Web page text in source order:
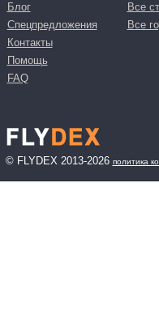
Блог
Спецпредложения
Контакты
Помощь
FAQ
Все
Все
© FLYDEX 2013-2026 политика